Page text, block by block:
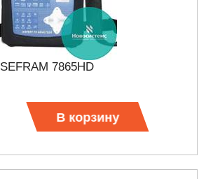
SEFRAM 7865HD
В корзину